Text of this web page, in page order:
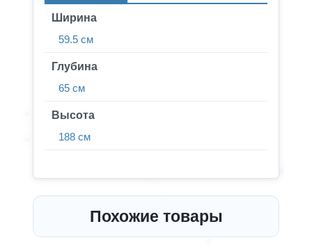
Ширина
59.5 см
Глубина
65 см
Высота
188 см
Похожие товары